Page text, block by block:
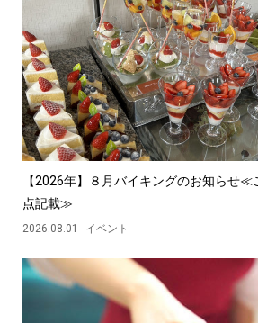
【2026年】８月バイキングのお知らせ≪
点記載≫
2026.08.01 イベント